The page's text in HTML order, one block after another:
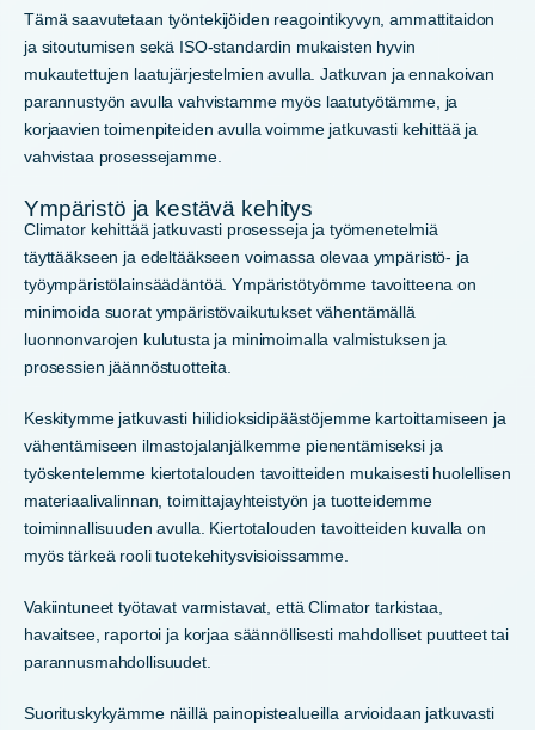
Tämä saavutetaan työntekijöiden reagointikyvyn, ammattitaidon
ja sitoutumisen sekä ISO-standardin mukaisten hyvin
mukautettujen laatujärjestelmien avulla. Jatkuvan ja ennakoivan
parannustyön avulla vahvistamme myös laatutyötämme, ja
korjaavien toimenpiteiden avulla voimme jatkuvasti kehittää ja
vahvistaa prosessejamme.
Ympäristö ja kestävä kehitys
Climator kehittää jatkuvasti prosesseja ja työmenetelmiä
täyttääkseen ja edeltääkseen voimassa olevaa ympäristö- ja
työympäristölainsäädäntöä. Ympäristötyömme tavoitteena on
minimoida suorat ympäristövaikutukset vähentämällä
luonnonvarojen kulutusta ja minimoimalla valmistuksen ja
prosessien jäännöstuotteita.
Keskitymme jatkuvasti hiilidioksidipäästöjemme kartoittamiseen ja
vähentämiseen ilmastojalanjälkemme pienentämiseksi ja
työskentelemme kiertotalouden tavoitteiden mukaisesti huolellisen
materiaalivalinnan, toimittajayhteistyön ja tuotteidemme
toiminnallisuuden avulla. Kiertotalouden tavoitteiden kuvalla on
myös tärkeä rooli tuotekehitysvisioissamme.
Vakiintuneet työtavat varmistavat, että Climator tarkistaa,
havaitsee, raportoi ja korjaa säännöllisesti mahdolliset puutteet tai
parannusmahdollisuudet.
Suorituskykyämme näillä painopistealueilla arvioidaan jatkuvasti